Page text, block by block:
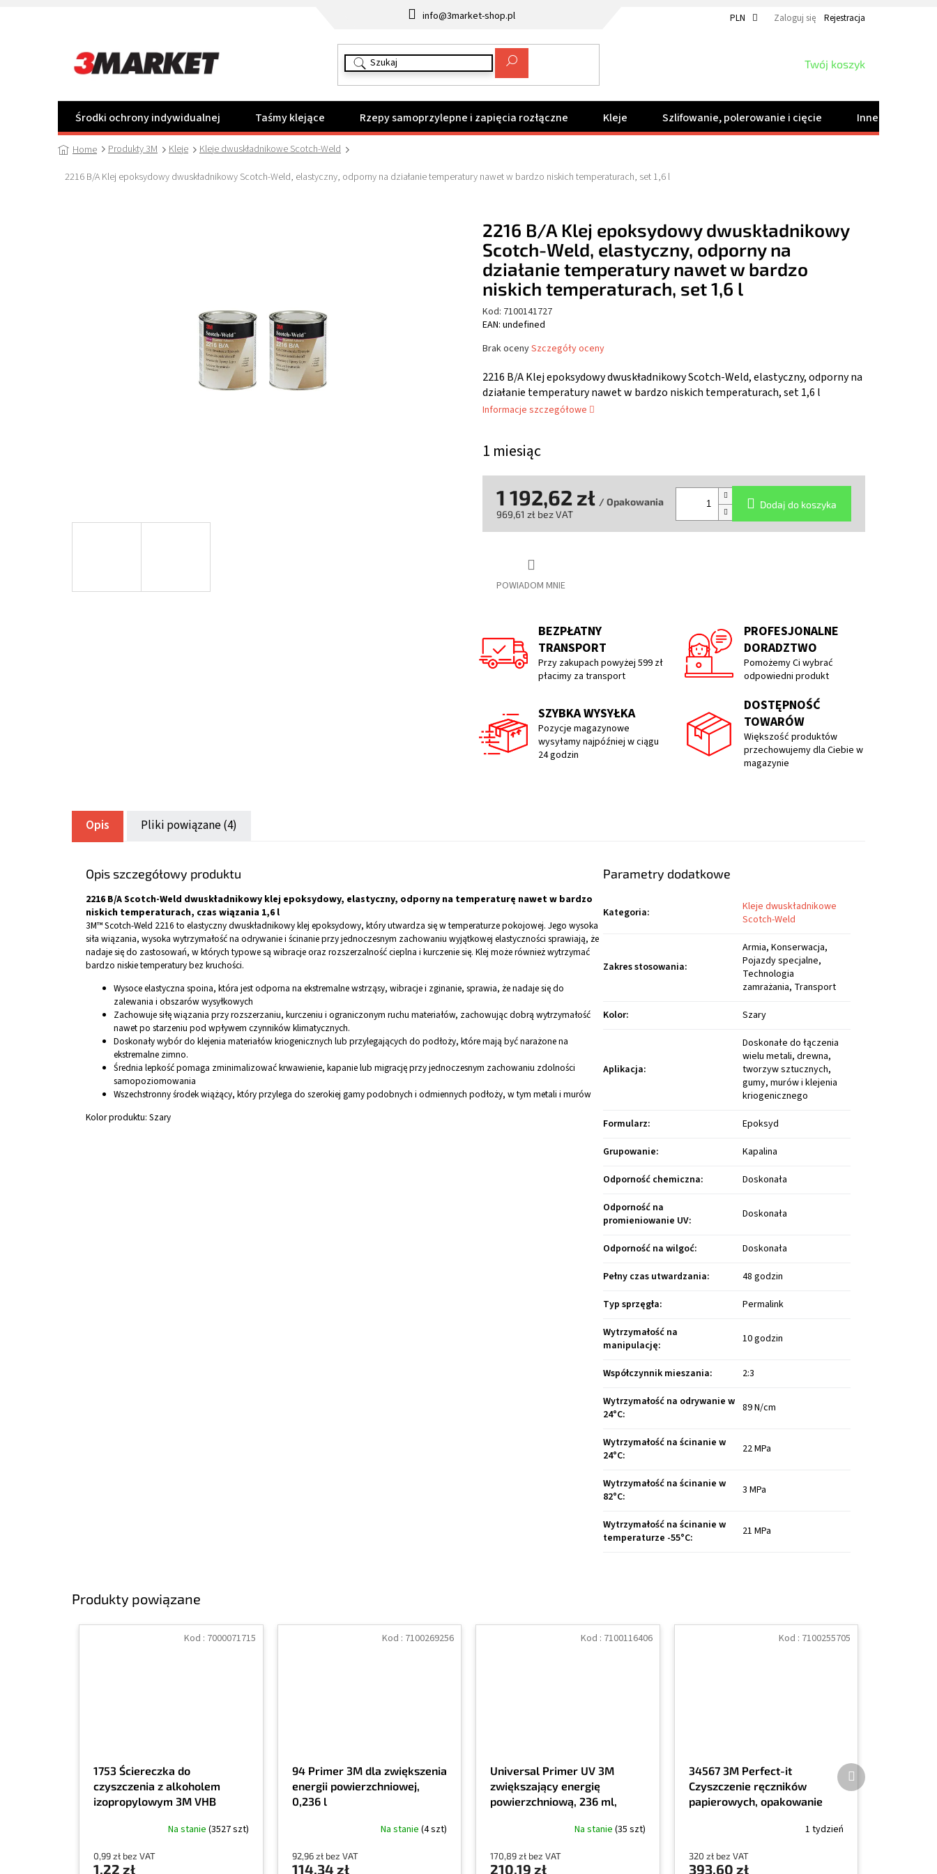
info@3market-shop.pl PLN Zaloguj się Rejestracja
KOSZYK
Twój koszyk
Środki ochrony indywidualnej Taśmy klejące Rzepy samoprzylepne i zapięcia rozłączne Kleje Szlifowanie, polerowanie i cięcie Inne produkty
Home Produkty 3M Kleje
Kleje dwuskładnikowe Scotch-Weld
2216 B/A Klej epoksydowy dwuskładnikowy Scotch-Weld, elastyczny, odporny na działanie temperatury nawet w bardzo niskich temperaturach, set 1,6 l
1 miesiąc
2216 B/A Klej epoksydowy dwuskładnikowy Scotch-Weld, elastyczny, odporny na
działanie temperatury nawet w bardzo niskich temperaturach, set 1,6 l
Informacje szczegółowe
POWIADOM MNIE
1 192,62 zł / Opakowania
969,61 zł bez VAT
Dodaj do koszyka
2216 B/A Klej epoksydowy dwuskładnikowy
Scotch-Weld, elastyczny, odporny na
działanie temperatury nawet w bardzo
niskich temperaturach, set 1,6 l
Kod: 7100141727
EAN: undefined
Średnia
produktu
wynosi
na
Brak ocenySzczegóły oceny
BEZPŁATNY
TRANSPORT
Przy zakupach powyżej 599 zł
płacimy za transport
PROFESJONALNE
DORADZTWO
Pomożemy Ci wybrać
odpowiedni produkt
SZYBKA WYSYŁKA
Pozycje magazynowe
wysyłamy najpóźniej w ciągu
24 godzin
DOSTĘPNOŚĆ
TOWARÓW
Większość produktów
przechowujemy dla Ciebie w
magazynie
Produkty powiązane
1753 Ściereczka do
czyszczenia z alkoholem
izopropylowym 3M VHB
Na stanie (3527 szt)
0,99 zł bez VAT
1,22 zł
Kod : 7000071715
94 Primer 3M dla zwiększenia
energii powierzchniowej,
0,236 l
Na stanie (4 szt)
92,96 zł bez VAT
114,34 zł
Kod : 7100269256
Universal Primer UV 3M
zwiększający energię
powierzchniową, 236 ml,
Na stanie (35 szt)
170,89 zł bez VAT
210,19 zł
Kod : 7100116406
34567 3M Perfect-it
Czyszczenie ręczników
papierowych, opakowanie
1 tydzień
320 zł bez VAT
393,60 zł
Kod : 7100255705
Produkt
następny
Opis Pliki powiązane (4)
Opis szczegółowy produktu
2216 B/A Scotch-Weld dwuskładnikowy klej epoksydowy, elastyczny, odporny na temperaturę nawet w bardzo
niskich temperaturach, czas wiązania 1,6 l
3M™ Scotch-Weld 2216 to elastyczny dwuskładnikowy klej epoksydowy, który utwardza się w temperaturze pokojowej. Jego wysoka
siła wiązania, wysoka wytrzymałość na odrywanie i ścinanie przy jednoczesnym zachowaniu wyjątkowej elastyczności sprawiają, że
nadaje się do zastosowań, w których typowe są wibracje oraz rozszerzalność cieplna i kurczenie się. Klej może również wytrzymać
bardzo niskie temperatury bez kruchości.
Wysoce elastyczna spoina, która jest odporna na ekstremalne wstrząsy, wibracje i zginanie, sprawia, że nadaje się do
zalewania i obszarów wysyłkowych
Zachowuje siłę wiązania przy rozszerzaniu, kurczeniu i ograniczonym ruchu materiałów, zachowując dobrą wytrzymałość
nawet po starzeniu pod wpływem czynników klimatycznych.
Doskonały wybór do klejenia materiałów kriogenicznych lub przylegających do podłoży, które mają być narażone na
ekstremalne zimno.
Średnia lepkość pomaga zminimalizować krwawienie, kapanie lub migrację przy jednoczesnym zachowaniu zdolności
samopoziomowania
Wszechstronny środek wiążący, który przylega do szerokiej gamy podobnych i odmiennych podłoży, w tym metali i murów
Kolor produktu: Szary
Parametry dodatkowe
Kategoria:
Kleje dwuskładnikowe
Scotch-Weld
Zakres stosowania:
Armia, Konserwacja,
Pojazdy specjalne,
Technologia
zamrażania, Transport
Kolor: Szary
Aplikacja:
Doskonałe do łączenia
wielu metali, drewna,
tworzyw sztucznych,
gumy, murów i klejenia
kriogenicznego
Formularz:
Epoksyd
Grupowanie:
Kapalina
Odporność chemiczna:
Doskonała
Odporność na
promieniowanie UV: Doskonała
Odporność na wilgoć:
Doskonała
Pełny czas utwardzania:
48 godzin
Typ sprzęgła:
Permalink
Wytrzymałość na
manipulację: 10 godzin
Współczynnik mieszania:
2:3
Wytrzymałość na odrywanie w
24°C: 89 N/cm
Wytrzymałość na ścinanie w
24°C: 22 MPa
Wytrzymałość na ścinanie w
82°C: 3 MPa
Wytrzymałość na ścinanie w
temperaturze -55°C: 21 MPa